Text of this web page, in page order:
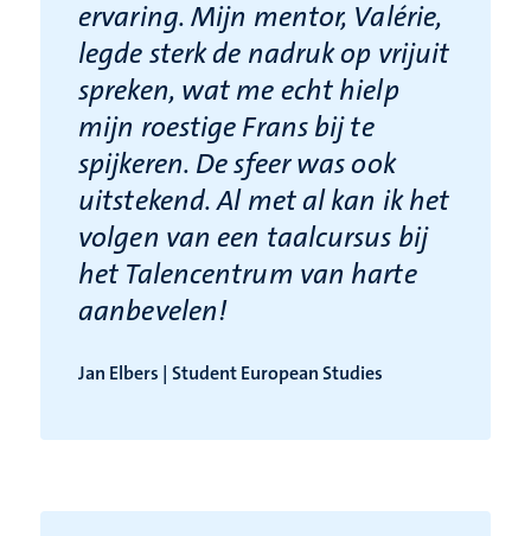
ervaring. Mijn mentor, Valérie,
legde sterk de nadruk op vrijuit
spreken, wat me echt hielp
mijn roestige Frans bij te
spijkeren. De sfeer was ook
uitstekend. Al met al kan ik het
volgen van een taalcursus bij
het Talencentrum van harte
aanbevelen!
Jan Elbers | Student European Studies